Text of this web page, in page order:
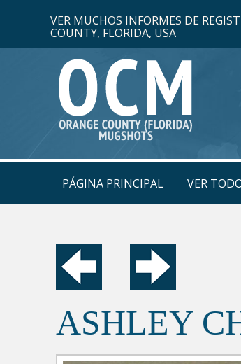
VER MUCHOS INFORMES DE
COUNTY, FLORIDA, USA
PÁGINA PRINCIPAL VER
ASHLEY